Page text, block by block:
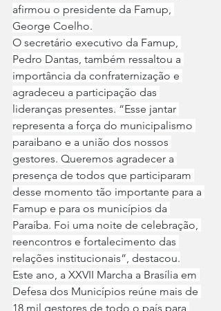
afirmou o presidente da Famup,
George Coelho.
O secretário executivo da Famup,
Pedro Dantas, também ressaltou a
importância da confraternização e
agradeceu a participação das
lideranças presentes. “Esse jantar
representa a força do municipalismo
paraibano e a união dos nossos
gestores. Queremos agradecer a
presença de todos que participaram
desse momento tão importante para a
Famup e para os municípios da
Paraíba. Foi uma noite de celebração,
reencontros e fortalecimento das
relações institucionais”, destacou.
Este ano, a XXVII Marcha a Brasília em
Defesa dos Municípios reúne mais de
18 mil gestores de todo o país para